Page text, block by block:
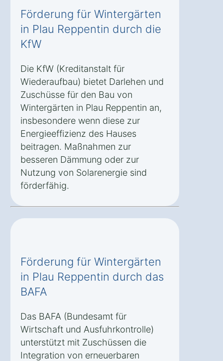
Förderung für Wintergärten
in Plau Reppentin durch die
KfW
Die KfW (Kreditanstalt für
Wiederaufbau) bietet Darlehen und
Zuschüsse für den Bau von
Wintergärten in Plau Reppentin an,
insbesondere wenn diese zur
Energieeffizienz des Hauses
beitragen. Maßnahmen zur
besseren Dämmung oder zur
Nutzung von Solarenergie sind
förderfähig.
Förderung für Wintergärten
in Plau Reppentin durch das
BAFA
Das BAFA (Bundesamt für
Wirtschaft und Ausfuhrkontrolle)
unterstützt mit Zuschüssen die
Integration von erneuerbaren